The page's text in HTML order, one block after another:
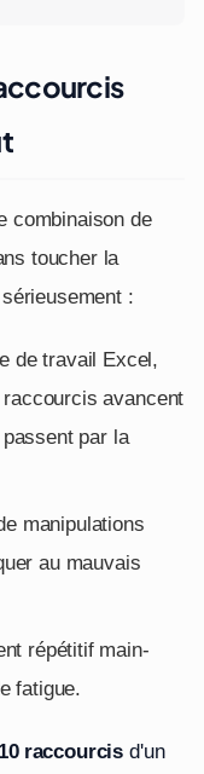
combinaison de
toucher la
:
de travail Excel,
avancent
par la
manipulations
au mauvais
répétitif main-
fatigue.
raccourcis d'un